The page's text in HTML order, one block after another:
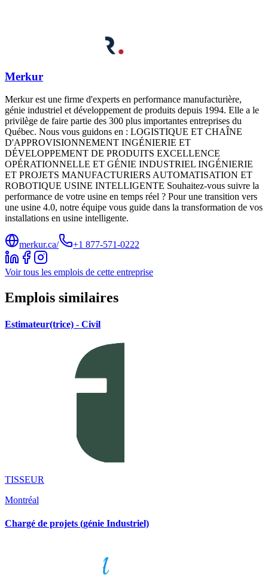
Merkur
Merkur est une firme d'experts en performance manufacturière,
génie industriel et développement de produits depuis 1994. Elle a le
privilège de faire partie des 300 plus importantes entreprises du
Québec. Nous vous guidons en : LOGISTIQUE ET CHAÎNE
D'APPROVISIONNEMENT INGÉNIERIE ET
DÉVELOPPEMENT DE PRODUITS EXCELLENCE
OPÉRATIONNELLE ET GÉNIE INDUSTRIEL INGÉNIERIE
ET PROJETS MANUFACTURIERS AUTOMATISATION ET
ROBOTIQUE USINE INTELLIGENTE Souhaitez-vous suivre la
performance de votre usine en temps réel ? Pour une transition vers
une usine 4.0, notre équipe vous guide dans la transformation de vos
installations en usine intelligente.
merkur.ca/ +1 877-571-0222
Voir tous les emplois de cette entreprise
Emplois similaires
Estimateur(trice) - Civil
TISSEUR
Montréal
Chargé de projets (génie Industriel)